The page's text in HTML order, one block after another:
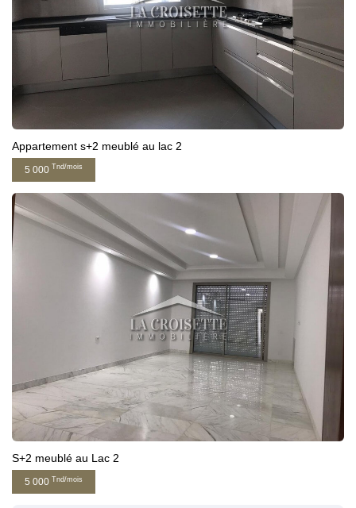
Appartement s+2 meublé au lac 2
5 000 Tnd/mois
S+2 meublé au Lac 2
5 000 Tnd/mois